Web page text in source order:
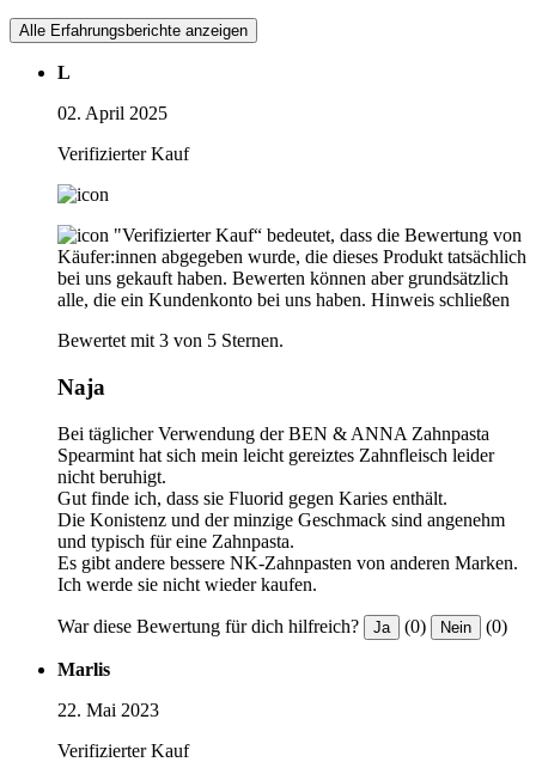
Alle Erfahrungsberichte anzeigen
L
02. April 2025
Verifizierter Kauf
"Verifizierter Kauf“ bedeutet, dass die Bewertung von
Käufer:innen abgegeben wurde, die dieses Produkt tatsächlich
bei uns gekauft haben. Bewerten können aber grundsätzlich
alle, die ein Kundenkonto bei uns haben. Hinweis schließen
Bewertet mit 3 von 5 Sternen.
Naja
Bei täglicher Verwendung der BEN & ANNA Zahnpasta
Spearmint hat sich mein leicht gereiztes Zahnfleisch leider
nicht beruhigt.
Gut finde ich, dass sie Fluorid gegen Karies enthält.
Die Konistenz und der minzige Geschmack sind angenehm
und typisch für eine Zahnpasta.
Es gibt andere bessere NK-Zahnpasten von anderen Marken.
Ich werde sie nicht wieder kaufen.
War diese Bewertung für dich hilfreich? Ja (0) Nein (0)
Marlis
22. Mai 2023
Verifizierter Kauf